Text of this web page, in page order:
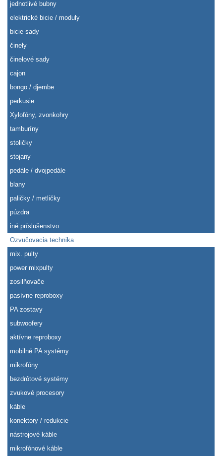
jednotlivé bubny
elektrické bicie / moduly
bicie sady
činely
činelové sady
cajon
bongo / djembe
perkusie
Xylofóny, zvonkohry
tamburíny
stoličky
stojany
pedále / dvojpedále
blany
paličky / metličky
púzdra
iné príslušenstvo
Ozvučovacia technika
mix. pulty
power mixpulty
zosilňovače
pasívne reproboxy
PA zostavy
subwoofery
aktívne reproboxy
mobilné PA systémy
mikrofóny
bezdrôtové systémy
zvukové procesory
káble
konektory / redukcie
nástrojové káble
mikrofónové káble